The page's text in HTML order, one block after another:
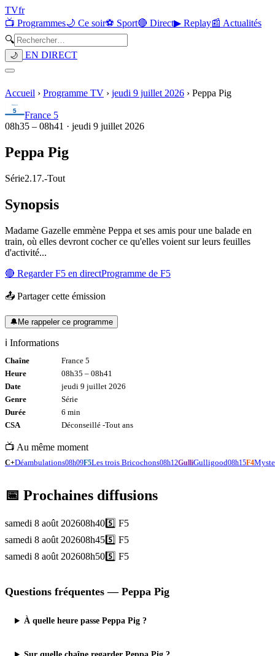
TVfr
📺 Programmes🌙 Ce soir⚽ Sport🔴 Direct▶ Replay📰 Actualités
🔍
🌙 EN DIRECT
Accueil › Programme TV › jeudi 9 juillet 2026 › Peppa Pig
France 5
08h35 – 08h41 · jeudi 9 juillet 2026
Peppa Pig
Série2.17.-Tout
Synopsis
Madame Gazelle emmène Peppa et ses amis pour une balade en
train, où elles devront cocher ce qu'elles voient sur leurs feuilles
d'activité...
🔴 RegarderF5 en directProgramme de F5
📤 Partager cette émission
🔔Me rappeler ce programme
ℹ️ Informations
Chaîne
France 5
Heure
08h35 – 08h41
Date
jeudi 9 juillet 2026
Genre
Série
Durée
6 min
CSA
Déconseillé -Tout ans
📺 Au même moment
C+Déambulations08h09F5Les trois Bricochons08h12GulliGulligood08h15F4
📅 Prochaines diffusions
samedi 8 août 202608h405️⃣ F5
samedi 8 août 202608h455️⃣ F5
samedi 8 août 202608h505️⃣ F5
Questions fréquentes — Peppa Pig
À quelle heure passe Peppa Pig ?